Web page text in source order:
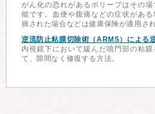
がん化の恐れがあるポリープはその
能です。血便や腹痛などの症状があ
摘された場合などは健康保険が適用され
逆流防止粘膜切除術（ARMS）による
内視鏡下において緩んだ噴門部の粘
て、隙間なく修復する方法。